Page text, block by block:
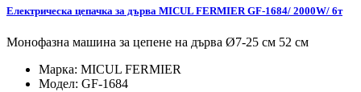
Електрическа цепачка за дърва MICUL FERMIER GF-1684/ 2000W/ 6т
Монофазна машина за цепене на дърва Ø7-25 см 52 см
Марка: MICUL FERMIER
Модел: GF-1684